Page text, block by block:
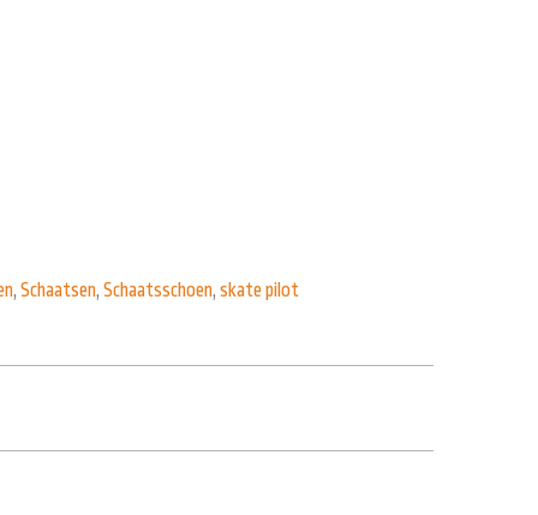
, Schaatsen, Schaatsschoen, skate pilot